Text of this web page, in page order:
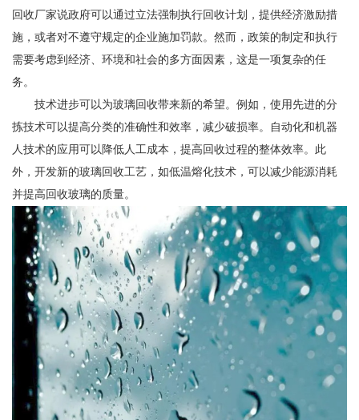
回收厂家说政府可以通过立法强制执行回收计划，提供经济激励措
施，或者对不遵守规定的企业施加罚款。然而，政策的制定和执行
需要考虑到经济、环境和社会的多方面因素，这是一项复杂的任
务。
技术进步可以为玻璃回收带来新的希望。例如，使用先进的分
拣技术可以提高分类的准确性和效率，减少破损率。自动化和机器
人技术的应用可以降低人工成本，提高回收过程的整体效率。此
外，开发新的玻璃回收工艺，如低温熔化技术，可以减少能源消耗
并提高回收玻璃的质量。